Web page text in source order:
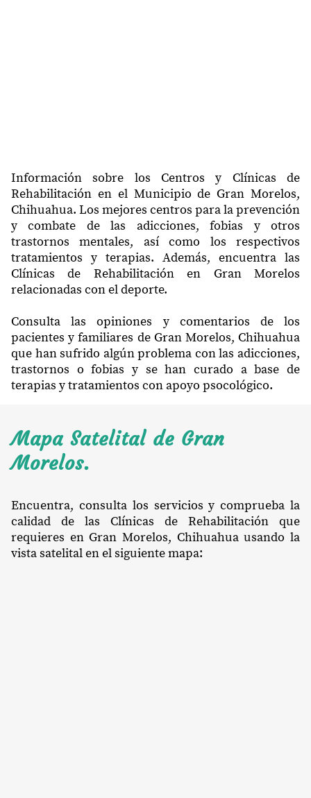
Información sobre los Centros y Clínicas de
Rehabilitación en el Municipio de Gran Morelos,
Chihuahua. Los mejores centros para la prevención
y combate de las adicciones, fobias y otros
trastornos mentales, así como los respectivos
tratamientos y terapias. Además, encuentra las
Clínicas de Rehabilitación en Gran Morelos
relacionadas con el deporte.
Consulta las opiniones y comentarios de los
pacientes y familiares de Gran Morelos, Chihuahua
que han sufrido algún problema con las adicciones,
trastornos o fobias y se han curado a base de
terapias y tratamientos con apoyo psocológico.
Mapa Satelital de Gran
Morelos.
Encuentra, consulta los servicios y comprueba la
calidad de las Clínicas de Rehabilitación que
requieres en Gran Morelos, Chihuahua usando la
vista satelital en el siguiente mapa: